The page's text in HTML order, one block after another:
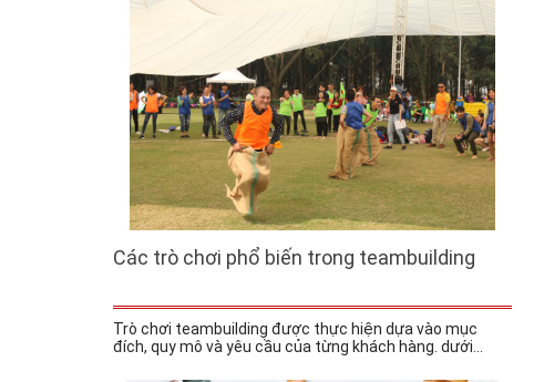
Các trò chơi phổ biến trong teambuilding
Trò chơi teambuilding được thực hiện dựa vào mục
đích, quy mô và yêu cầu của từng khách hàng. dưới...